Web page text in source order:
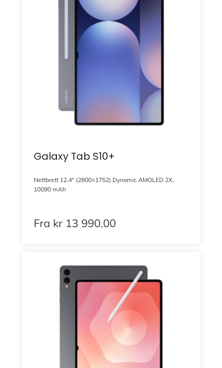
Galaxy Tab S10+
Nettbrett 12,4″ (2800×1752) Dynamic AMOLED 2X,
10090 mAh
Fra kr 13 990.00